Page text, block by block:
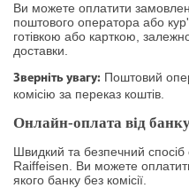
Ви можете оплатити
поштового оператора або
готівкою або карткою,
доставки.
Зверніть увагу: Поштовий
комісію за переказ коштів.
Онлайн-оплата від
Швидкий та безпечний
Raiffeisen. Ви можете
якого банку без комісії.